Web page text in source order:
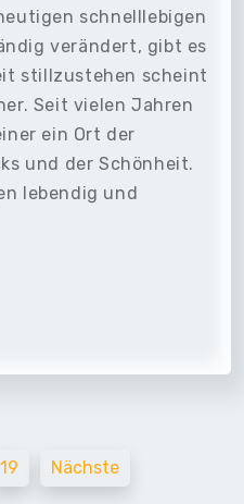
schnelllebigen
verändert, gibt es
stillzustehen scheint
Seit vielen Jahren
ein Ort der
und der Schönheit.
lebendig und
19 Nächste